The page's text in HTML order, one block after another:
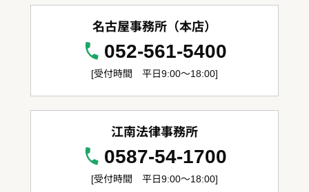
名古屋事務所（本店）
052-561-5400
[受付時間 平日9:00～18:00]
江南法律事務所
0587-54-1700
[受付時間 平日9:00～18:00]